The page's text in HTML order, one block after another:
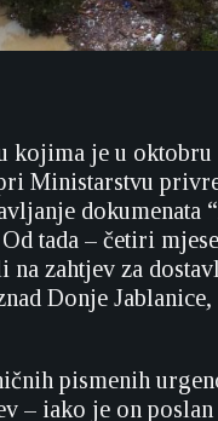
kojima je u
Ministarstvu
dokumenata
tada – četiri
zahtjev za
Donje
pismenih
– iako je on